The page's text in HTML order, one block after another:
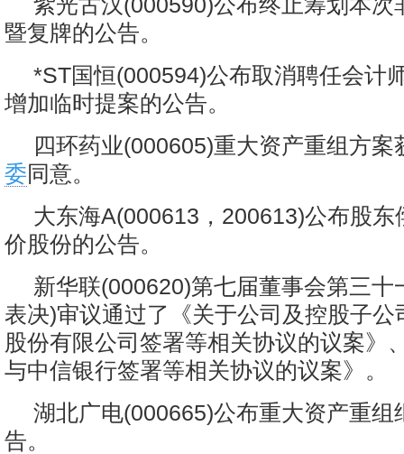
暨复牌的公告。
*ST国恒(000594)公布取消聘任会计
增加临时提案的公告。
四环药业(000605)重大资产重组方案
委同意。
大东海A(000613，200613)公布股东
价股份的公告。
新华联(000620)第七届董事会第三十
表决)审议通过了《关于公司及控股子公
股份有限公司签署等相关协议的议案》
与中信银行签署等相关协议的议案》。
湖北广电(000665)公布重大资产重组
告。